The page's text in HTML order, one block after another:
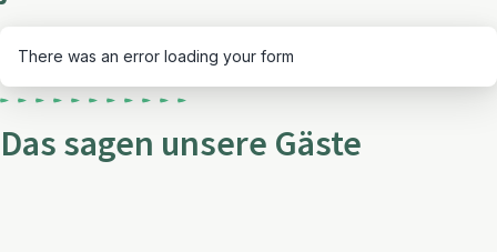
There was an error loading your form
Das sagen unsere Gäste